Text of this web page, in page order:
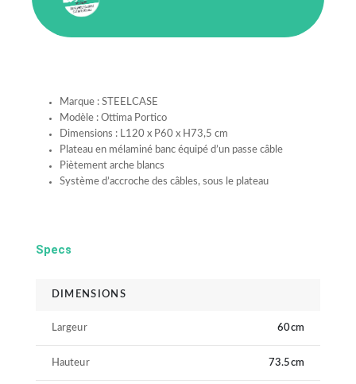
Marque : STEELCASE
Modèle : Ottima Portico
Dimensions : L120 x P60 x H73,5 cm
Plateau en mélaminé banc équipé d’un passe câble
Piètement arche blancs
Système d’accroche des câbles, sous le plateau
Specs
DIMENSIONS
Largeur 60cm
Hauteur 73.5cm